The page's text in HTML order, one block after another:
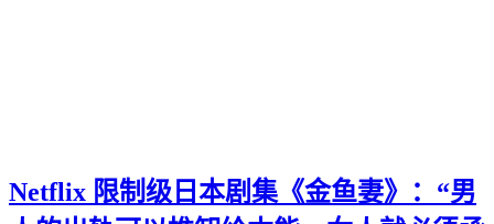
Netflix 限制级日本剧集《金鱼妻》：“男